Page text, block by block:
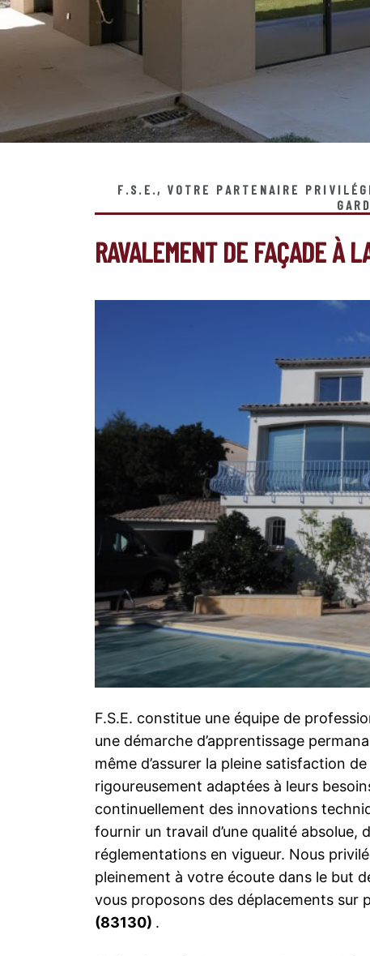
F.S.E., VOTRE PARTENAIRE
RAVALEMENT DE FAÇADE À
F.S.E. constitue une équipe de
une démarche d’apprentissage
même d’assurer la pleine satisfaction
rigoureusement adaptées à leurs
continuellement des innovations
fournir un travail d’une qualité absolue,
réglementations en vigueur. Nous
pleinement à votre écoute dans le but
vous proposons des déplacements sur
(83130) .